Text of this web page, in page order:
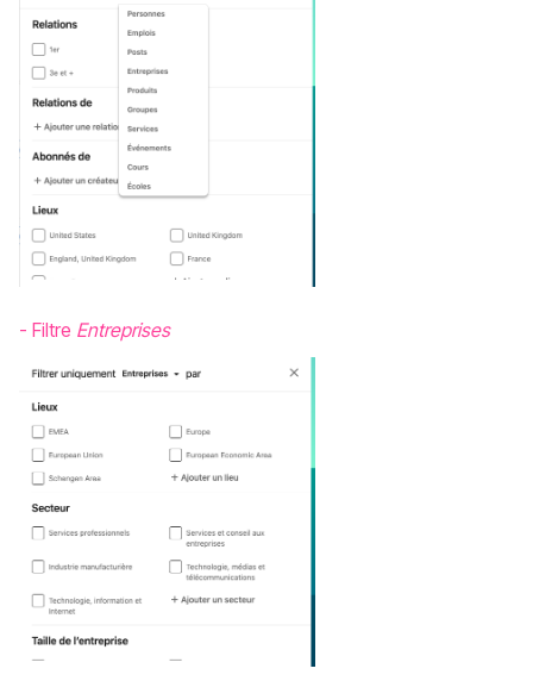
- Filtre Entreprises